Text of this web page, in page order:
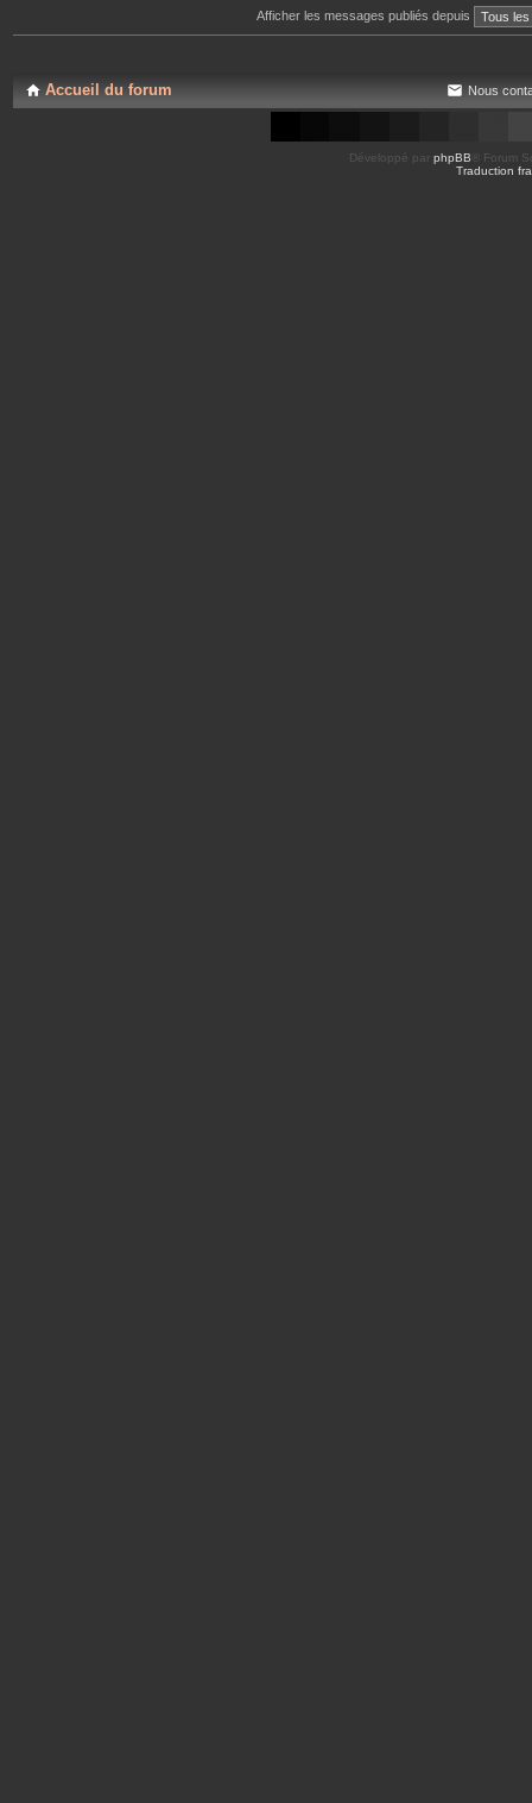
Afficher les messages publiés depuis
Accueil du forum Nous
Développé par phpBB ® Forum
Traduction